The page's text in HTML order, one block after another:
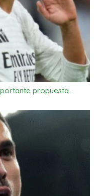
propuesta…